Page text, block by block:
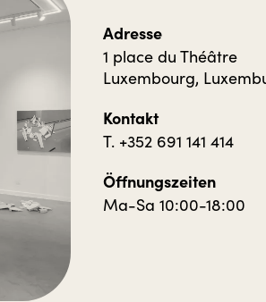
Adresse
1 place du Théâtre
Luxembourg,
Kontakt
T. +352 691 141 414
Öffnungszeiten
Ma-Sa 10:00-18:00